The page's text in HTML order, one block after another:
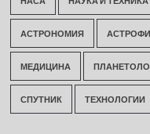
АСТРОНОМИЯ
МЕДИЦИНА
СПУТНИК ТЕХНОЛОГИИ